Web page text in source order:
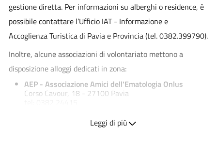
gestione diretta. Per informazioni su alberghi o residence, è
possibile contattare l’Ufficio IAT - Informazione e
Accoglienza Turistica di Pavia e Provincia (tel. 0382.399790).
Inoltre, alcune associazioni di volontariato mettono a
disposizione alloggi dedicati in zona:
AEP - Associazione Amici dell'Ematologia Onlus
Corso Cavour, 18 - 27100 Pavia
AGAL - Associazione genitori e amici del bambino
Leggi di più